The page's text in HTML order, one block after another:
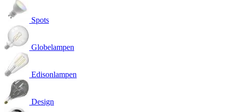
Spots
Globelampen
Edisonlampen
Design